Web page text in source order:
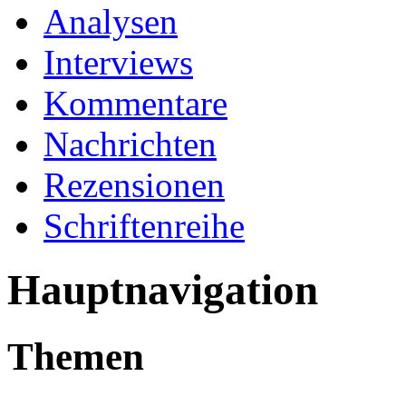
Analysen
Interviews
Kommentare
Nachrichten
Rezensionen
Schriftenreihe
Hauptnavigation
Themen